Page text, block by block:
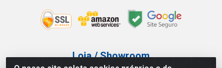
Loja / Showroom